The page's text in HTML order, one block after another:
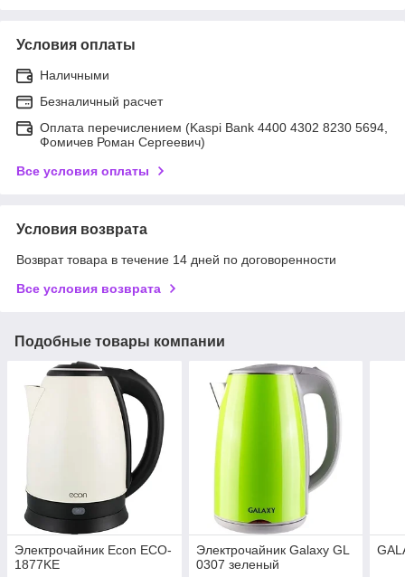
Условия оплаты
Наличными
Безналичный расчет
Оплата перечислением (Kaspi Bank 4400 4302 8230 5694,
Фомичев Роман Сергеевич)
Все условия оплаты
Условия возврата
Возврат товара в течение 14 дней по договоренности
Все условия возврата
Подобные товары компании
Электрочайник Econ ECO-
1877KE
Электрочайник Galaxy GL
0307 зеленый